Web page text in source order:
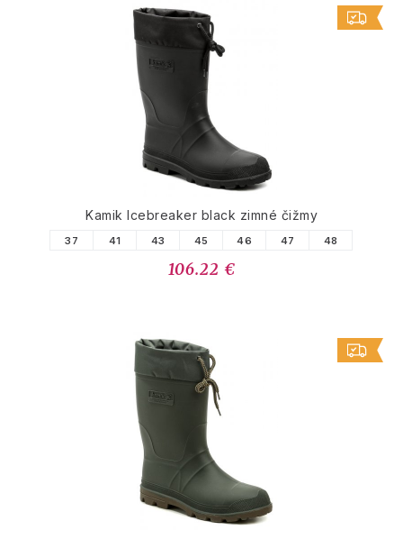
Kamik Icebreaker black zimné čižmy
37 41 43 45 46 47 48
106.22 €